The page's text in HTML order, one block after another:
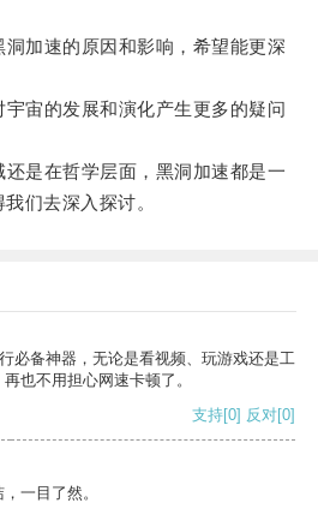
加速的原因和影响，希望能更深
宙的发展和演化产生更多的疑问
是在哲学层面，黑洞加速都是一
们去深入探讨。
必备神器，无论是看视频、玩游戏还是工
也不用担心网速卡顿了。
支持[0] 反对[0]
一目了然。